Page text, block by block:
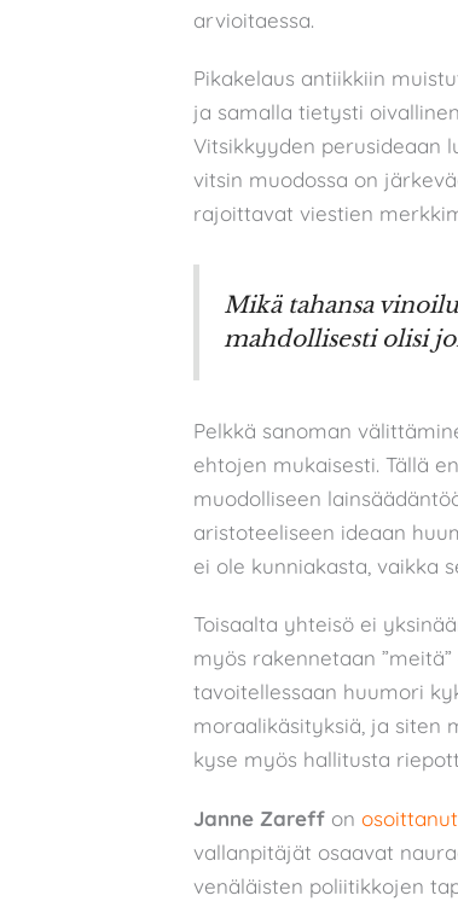
arvioitaessa.
Pikakelaus antiikkiin
ja samalla tietysti
Vitsikkyyden perusideaan
vitsin muodossa on
rajoittavat viestien
Mikä tahansa
mahdollisesti olisi
Pelkkä sanoman
ehtojen mukaisesti. Tällä
muodolliseen
aristoteeliseen ideaan
ei ole kunniakasta, vaikka
Toisaalta yhteisö ei
myös rakennetaan
tavoitellessaan huumori
moraalikäsityksiä, ja siten
kyse myös hallitusta
Janne Zareff on osoittanut
vallanpitäjät osaavat
venäläisten poliitikkojen